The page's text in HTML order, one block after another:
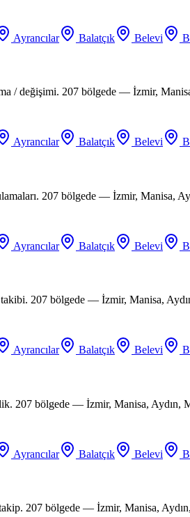
Ayrancılar Balatçık Belevi
/ değişimi. 207 bölgede — İzmir,
Ayrancılar Balatçık Belevi
207 bölgede — İzmir, Manisa,
Ayrancılar Balatçık Belevi
takibi. 207 bölgede — İzmir, Manisa,
Ayrancılar Balatçık Belevi
207 bölgede — İzmir, Manisa, Aydın,
Ayrancılar Balatçık Belevi
takip. 207 bölgede — İzmir, Manisa,